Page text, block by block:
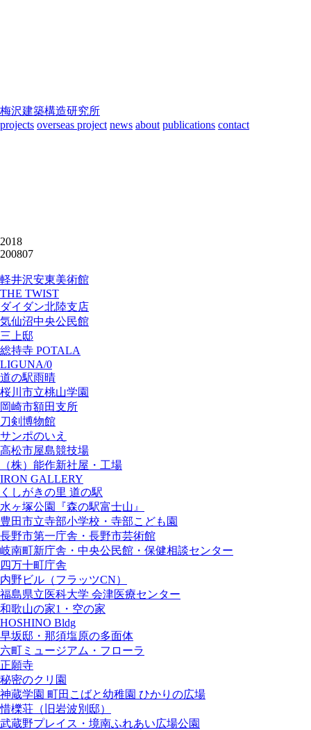
梅沢建築構造研究所
projects overseas project news about publications contact
2018
200807
軽井沢安東美術館
THE TWIST
ダイダン北陸支店
気仙沼中央公民館
三上邸
総持寺 POTALA
LIGUNA/0
道の駅雨晴
桜川市立桃山学園
岡崎市額田支所
刀剣博物館
サンポのいえ
高松市屋島競技場
（株）能作新社屋・工場
IRON GALLERY
くしがきの里 道の駅
水ヶ塚公園『森の駅富士山』
豊田市立寺部小学校・寺部こども園
長野市第一庁舎・長野市芸術館
岐南町新庁舎・中央公⺠館・保健相談センター
四万十町庁舎
内野ビル（フラッツCN）
福島県立医科大学 会津医療センター
和歌山の家1・空の家
HOSHINO Bldg
早坂邸・那須塩原の多面体
六町ミュージアム・フローラ
正願寺
秘密のクリ園
神蔵学園 町田こばと幼稚園 ひかりの広場
惜櫟荘（旧岩波別邸）
武蔵野プレイス・境南ふれあい広場公園